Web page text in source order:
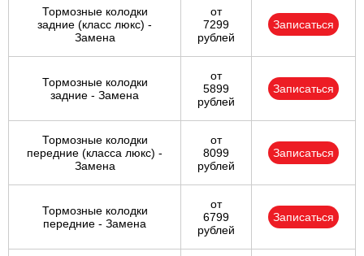
Тормозные колодки
задние (класс люкс) -
Замена
от
7299
рублей
Записаться
Тормозные колодки
задние - Замена
от
5899
рублей
Записаться
Тормозные колодки
передние (класса люкс) -
Замена
от
8099
рублей
Записаться
Тормозные колодки
передние - Замена
от
6799
рублей
Записаться